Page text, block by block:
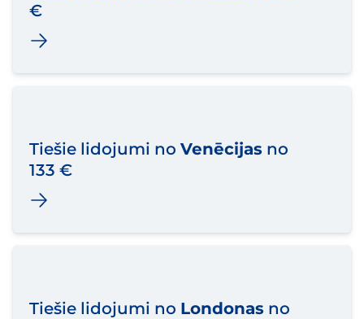
€
Tiešie lidojumi no Venēcijas no
133 €
Tiešie lidojumi no Londonas no